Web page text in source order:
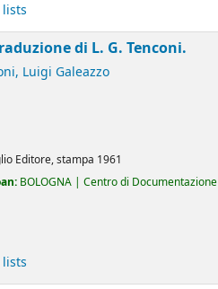
lists
di L. G. Tenconi.
Luigi Galeazzo
Editore,stampa 1961
BOLOGNA | Centro di
lists